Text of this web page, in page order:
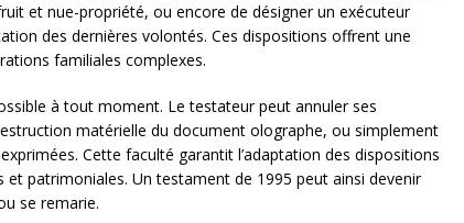
et nue-propriété, ou encore de désigner un exécuteur
des dernières volontés. Ces dispositions offrent une
familiales complexes.
à tout moment. Le testateur peut annuler ses
matérielle du document olographe, ou simplement
Cette faculté garantit l’adaptation des dispositions
patrimoniales. Un testament de 1995 peut ainsi devenir
se remarie.